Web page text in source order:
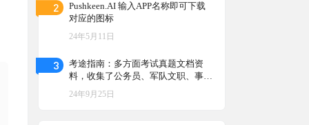
2
Pushkeen.AI 输入APP名称即可下载
对应的图标
24年5月11日
3
考途指南：多方面考试真题文档资
料，收集了公务员、军队文职、事业
单位、三支一扶、教师相关的考试真
24年9月25日